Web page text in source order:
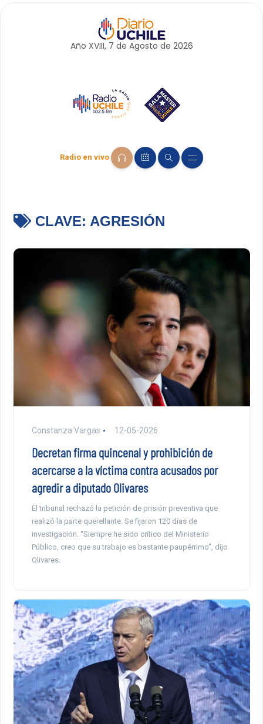
Año XVIII, 7 de Agosto de 2026
Radio en vivo
CLAVE: AGRESIÓN
Constanza Vargas 12-05-2026
Decretan firma quincenal y prohibición de
acercarse a la víctima contra acusados por
agredir a diputado Olivares
El tribunal rechazó la petición de prisión preventiva que
realizó la parte querellante. Se fijaron 120 días de
investigación. “Siempre he sido crítico del Ministerio
Público, creo que su trabajo es bastante paupérrimo”, dijo
Olivares.